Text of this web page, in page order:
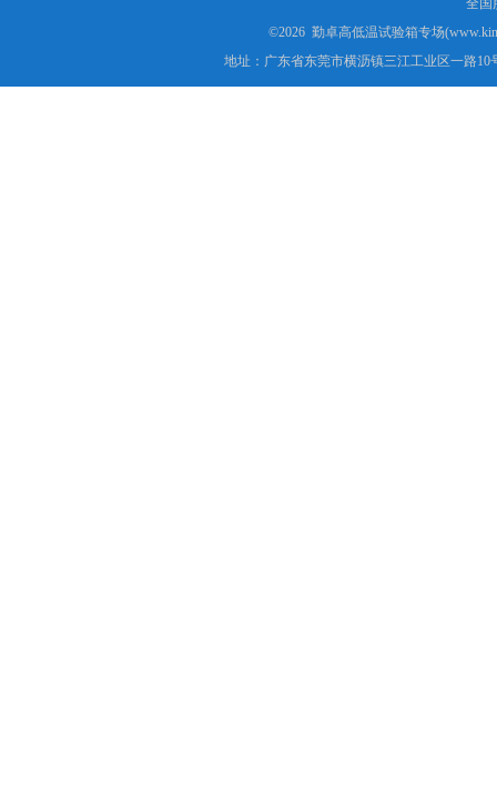
全国
©2026 勤卓高低温试验箱专场
地址：广东省东莞市横沥镇三江工业区一路10